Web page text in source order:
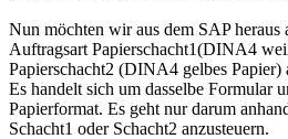
Nun möchten wir aus dem SAP heraus
Auftragsart Papierschacht1(DINA4
Papierschacht2 (DINA4 gelbes Papier)
Es handelt sich um dasselbe Formular
Papierformat. Es geht nur darum
Schacht1 oder Schacht2 anzusteuern.